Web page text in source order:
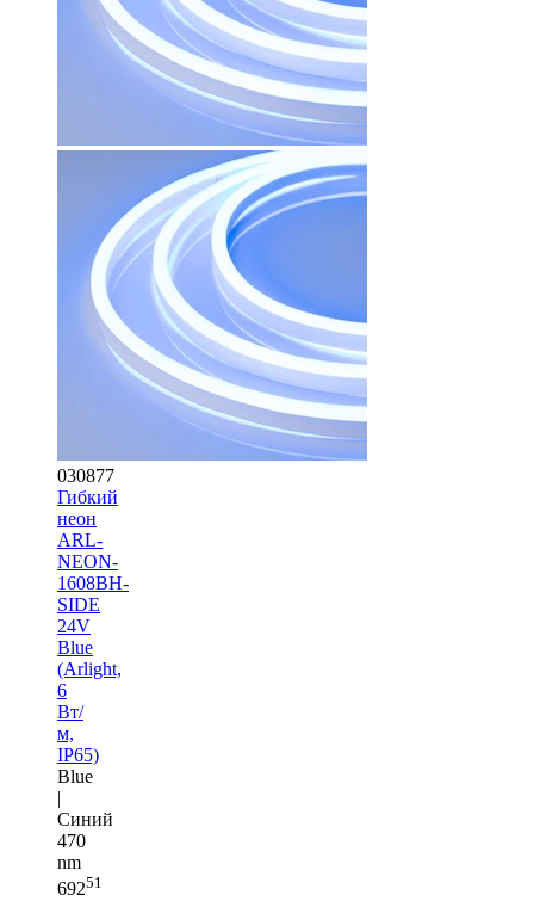
030877
Гибкий
неон
ARL-
NEON-
1608BH-
SIDE
24V
Blue
(Arlight,
6
Вт/
м,
IP65)
Blue
|
Синий
470
nm
69251